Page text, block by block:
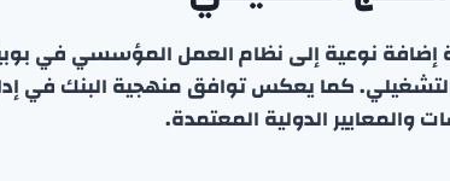
إضافة نوعية إلى نظام العمل المؤسسي في
كما يعكس توافق منهجية البنك في
والمعايير الدولية المعتمدة.